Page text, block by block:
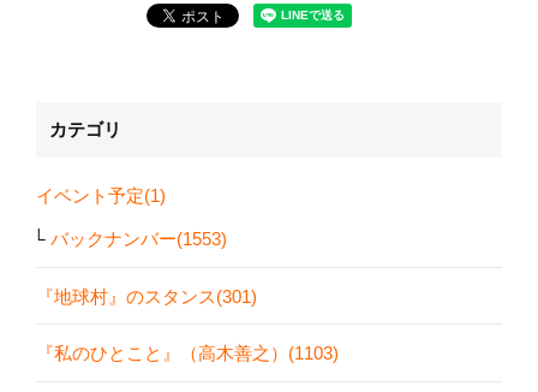
カテゴリ
イベント予定(1)
バックナンバー(1553)
『地球村』のスタンス(301)
『私のひとこと』（高木善之）(1103)